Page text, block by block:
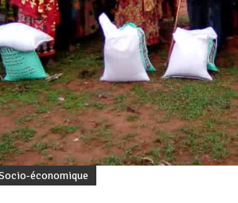
économique